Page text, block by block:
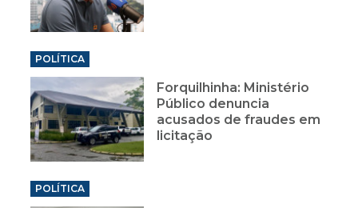
POLÍTICA
Forquilhinha: Ministério
Público denuncia
acusados de fraudes em
licitação
POLÍTICA